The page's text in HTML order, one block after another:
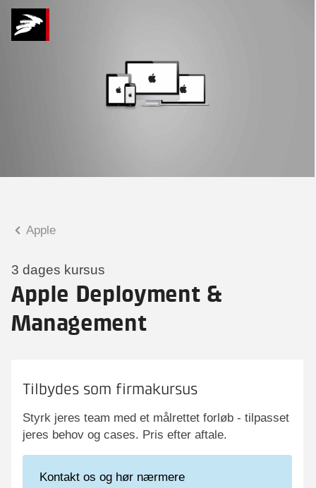
Apple
3 dages kursus
Apple Deployment &
Management
Tilbydes som firmakursus
Styrk jeres team med et målrettet forløb - tilpasset
jeres behov og cases. Pris efter aftale.
Kontakt os og hør nærmere
Praktiske spørgsmål
dig med?